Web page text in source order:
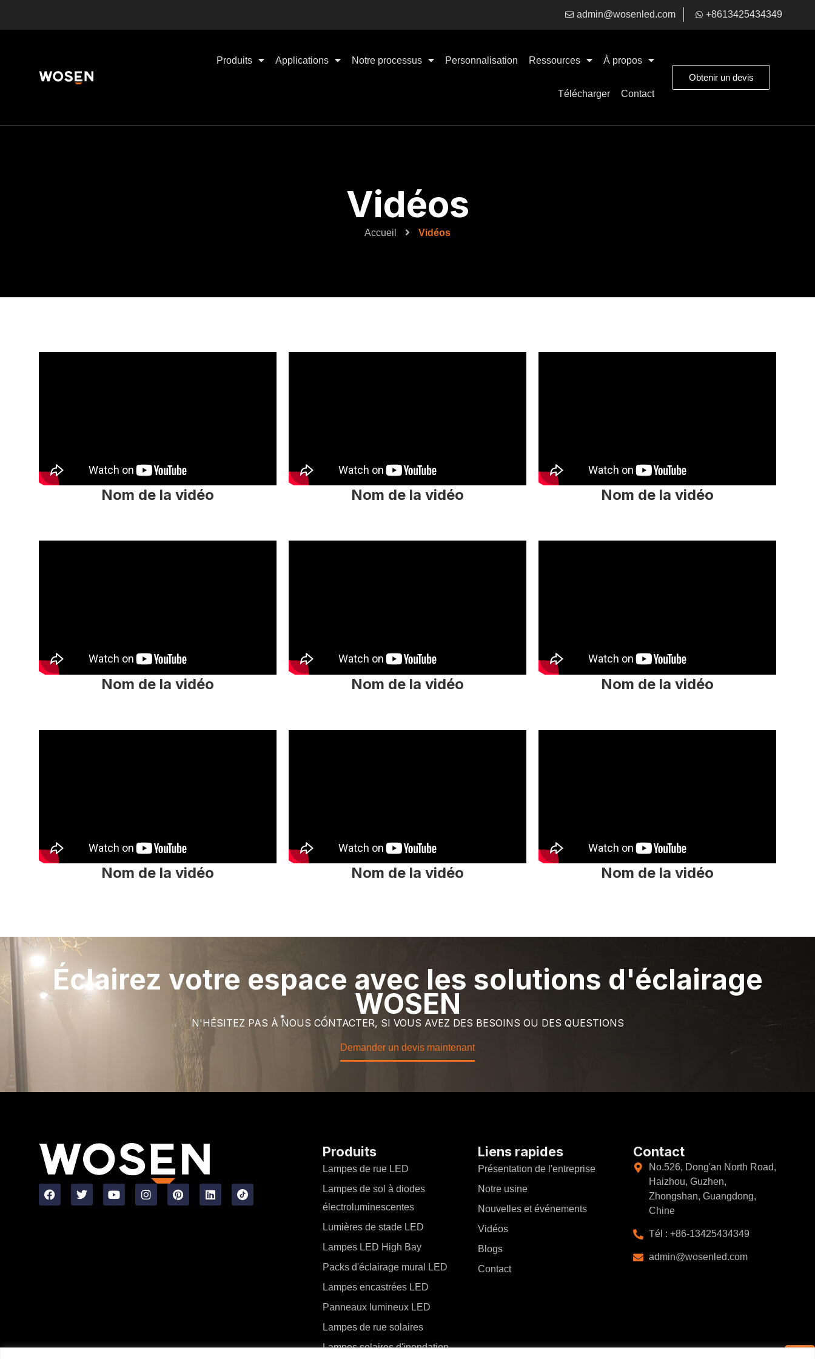
admin@wosenled.com +8613425434349
Produits Applications Notre processus Personnalisation Ressources À propos
Télécharger Contact
Obtenir un devis
Vidéos
Accueil Vidéos
Nom de la vidéo Nom de la vidéo Nom de la vidéo
Nom de la vidéo Nom de la vidéo Nom de la vidéo
Nom de la vidéo Nom de la vidéo Nom de la vidéo
Éclairez votre espace avec les solutions d'éclairage
WOSEN
N'HÉSITEZ PAS À NOUS CONTACTER, SI VOUS AVEZ DES BESOINS OU DES QUESTIONS
Demander un devis maintenant
Produits
Lampes de rue LED
Lampes de sol à diodes
électroluminescentes
Lumières de stade LED
Lampes LED High Bay
Packs d'éclairage mural LED
Lampes encastrées LED
Panneaux lumineux LED
Lampes de rue solaires
Lampes solaires d'inondation
Liens rapides
Présentation de l'entreprise
Notre usine
Nouvelles et événements
Vidéos
Blogs
Contact
Contact
No.526, Dong'an North Road,
Haizhou, Guzhen,
Zhongshan, Guangdong,
Chine
Tél : +86-13425434349
admin@wosenled.com